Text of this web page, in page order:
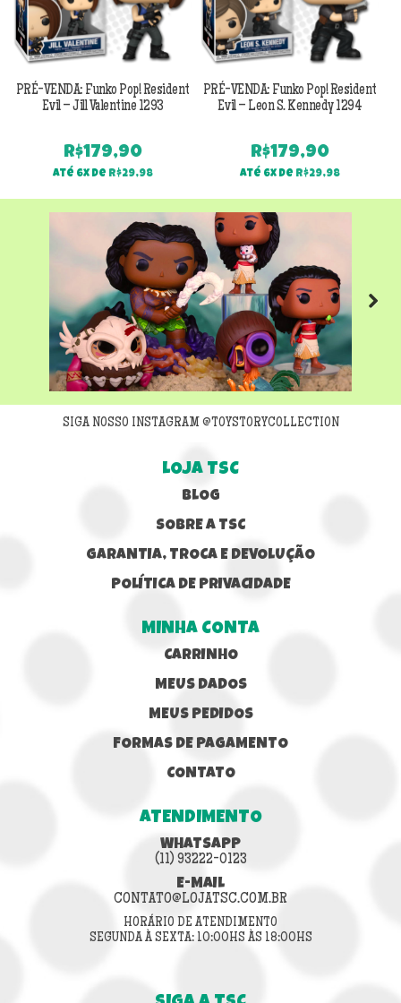
PRÉ-VENDA: Funko Pop! Resident
Evil – Jill Valentine 1293
R$179,90
Até 6x de R$29,98
PRÉ-VENDA: Funko Pop! Resident
Evil – Leon S. Kennedy 1294
R$179,90
Até 6x de R$29,98
Next
SIGA NOSSO INSTAGRAM @TOYSTORYCOLLECTION
LOJA TSC
BLOG
SOBRE A TSC
GARANTIA, TROCA E DEVOLUÇÃO
POLÍTICA DE PRIVACIDADE
MINHA CONTA
CARRINHO
MEUS DADOS
MEUS PEDIDOS
FORMAS DE PAGAMENTO
CONTATO
ATENDIMENTO
WHATSAPP
(11) 93222-0123
E-MAIL
CONTATO@LOJATSC.COM.BR
HORÁRIO DE ATENDIMENTO
SEGUNDA À SEXTA: 10:00HS ÀS 18:00HS